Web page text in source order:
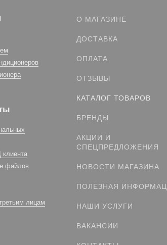
файлов
лицам
О МАГАЗИНЕ
ДОСТАВКА
ОПЛАТА
ОТЗЫВЫ
КАТАЛОГ ТОВАРОВ
БРЕНДЫ
АКЦИИ И
СПЕЦПРЕДЛОЖЕНИЯ
НОВОСТИ МАГАЗИНА
ПОЛЕЗНАЯ
НАШИ УСЛУГИ
ВАКАНСИИ